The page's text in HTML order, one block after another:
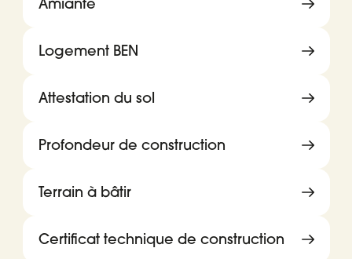
Logement BEN
Attestation du sol
Profondeur de construction
Terrain à bâtir
Certificat technique de construction